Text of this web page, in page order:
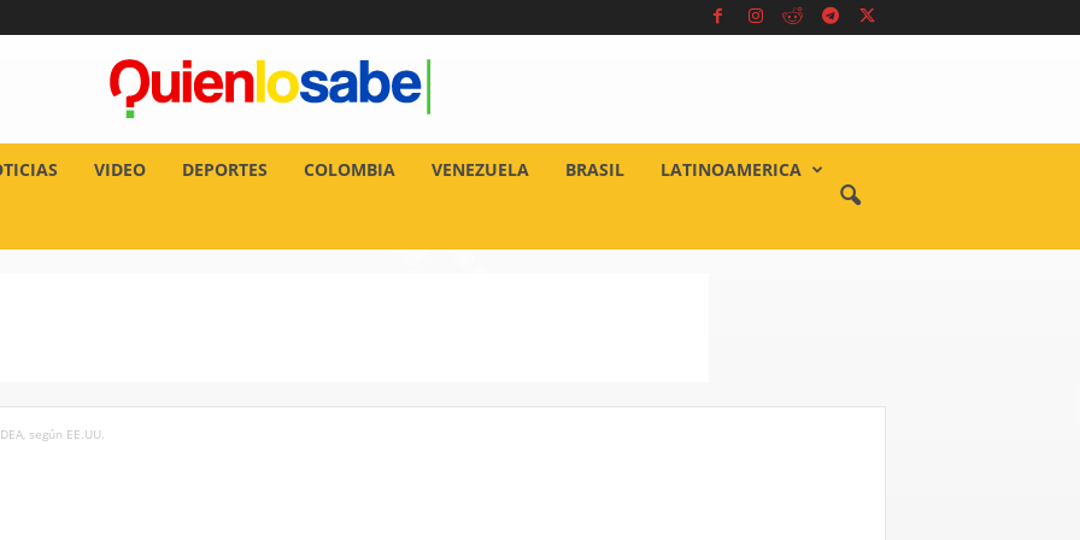
VIDEO DEPORTES COLOMBIA VENEZUELA BRASIL LATINOAMERICA
según EE.UU.